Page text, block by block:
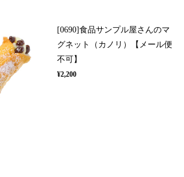
[0690]食品サンプル屋さんのマ
グネット（カノリ）【メール便
不可】
¥2,200